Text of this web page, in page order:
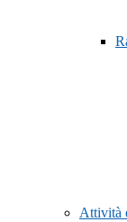
Attività